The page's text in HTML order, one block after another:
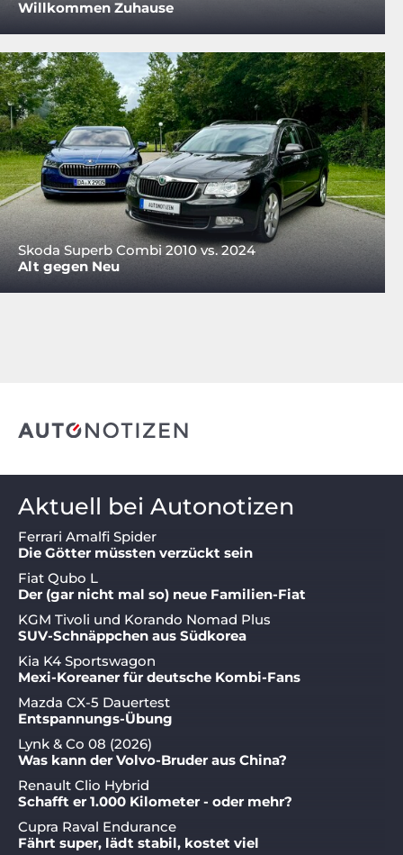
Willkommen Zuhause
Skoda Superb Combi 2010 vs. 2024
Alt gegen Neu
Aktuell bei Autonotizen
Ferrari Amalfi Spider
Die Götter müssten verzückt sein
Fiat Qubo L
Der (gar nicht mal so) neue Familien-Fiat
KGM Tivoli und Korando Nomad Plus
SUV-Schnäppchen aus Südkorea
Kia K4 Sportswagon
Mexi-Koreaner für deutsche Kombi-Fans
Mazda CX-5 Dauertest
Entspannungs-Übung
Lynk & Co 08 (2026)
Was kann der Volvo-Bruder aus China?
Renault Clio Hybrid
Schafft er 1.000 Kilometer - oder mehr?
Cupra Raval Endurance
Fährt super, lädt stabil, kostet viel